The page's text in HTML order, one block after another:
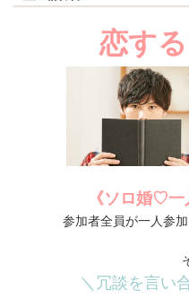
恋す
《ソロ婚♡一
参加者全員が一人参
＼冗談を言い